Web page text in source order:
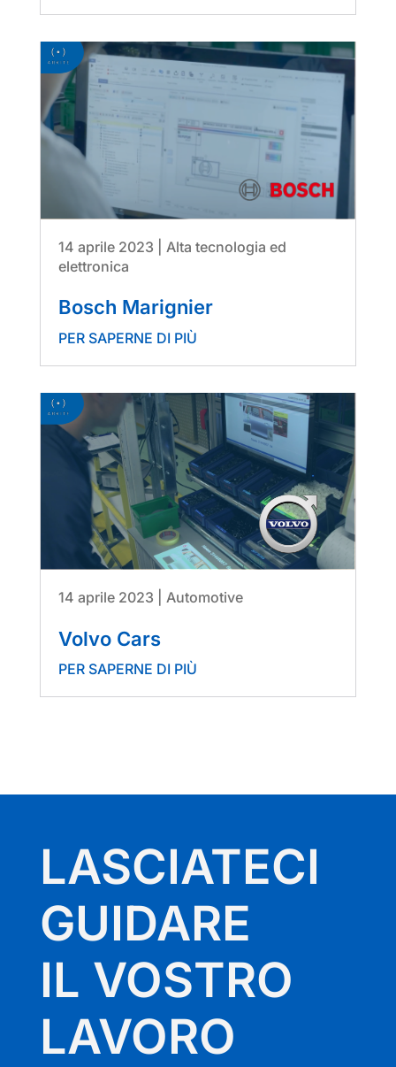
Bosch Marignier
14 aprile 2023
Alta tecnologia ed
elettronica
PER SAPERNE DI PIÙ
Volvo Cars
14 aprile 2023 Automotive
PER SAPERNE DI PIÙ
LASCIATECI
GUIDARE
IL VOSTRO
LAVORO